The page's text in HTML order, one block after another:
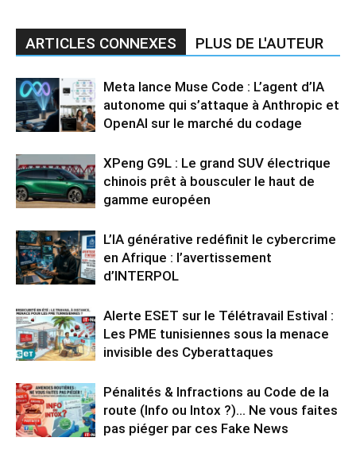
ARTICLES CONNEXES PLUS DE L'AUTEUR
Meta lance Muse Code : L’agent d’IA
autonome qui s’attaque à Anthropic et
OpenAI sur le marché du codage
XPeng G9L : Le grand SUV électrique
chinois prêt à bousculer le haut de
gamme européen
L’IA générative redéfinit le cybercrime
en Afrique : l’avertissement
d’INTERPOL
Alerte ESET sur le Télétravail Estival :
Les PME tunisiennes sous la menace
invisible des Cyberattaques
Pénalités & Infractions au Code de la
route (Info ou Intox ?)… Ne vous faites
pas piéger par ces Fake News